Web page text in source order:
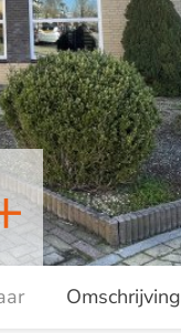
Omschrijving